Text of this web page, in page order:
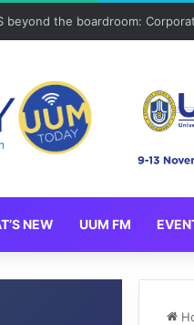
beyond the boardroom:
NEW UUM FM